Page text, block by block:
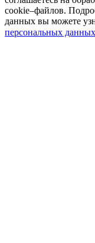
cookie–файлов.
данных вы можете
персональных данных